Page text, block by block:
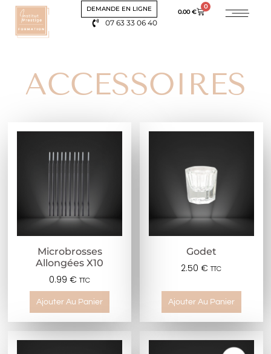
DEMANDE EN LIGNE
07 63 33 06 40
0.00€
0
ACCESSOIRES
Microbrosses
Allongées X10
0.99€ TTC
Ajouter Au Panier
Godet
2.50€ TTC
Ajouter Au Panier